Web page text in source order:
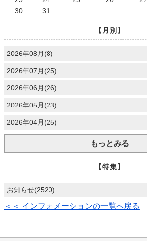
30
31
【月別】
2026年08月(8)
2026年07月(25)
2026年06月(26)
2026年05月(23)
2026年04月(25)
もっとみる
【特集】
お知らせ(2520)
＜＜ インフォメーションの一覧へ戻る